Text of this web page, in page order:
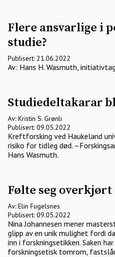
Flere ansvarlige i
studie?
Publisert: 21.06.2022
Av: Hans H. Wasmuth,
Studiedeltakarar
Av: Kristin S. Grønli
Publisert: 09.05.2022
Kreftforsking ved Haukeland
risiko for tidleg død.
Hans Wasmuth.
Følte seg
Av: Elin Fugelsnes
Publisert: 09.05.2022
Nina Johannesen mener
glipp av en unik mulighet fordi
inn i forskningsetikken. Saken
forskningsetisk tomrom,